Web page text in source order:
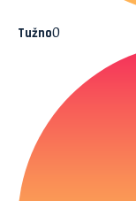
Tužno0